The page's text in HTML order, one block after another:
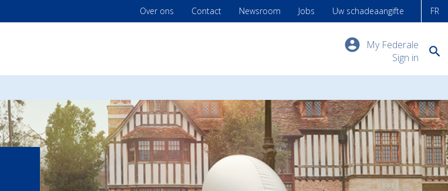
FR
My Federale
Sign in
Over ons Contact Newsroom Jobs Uw schadeaangifte